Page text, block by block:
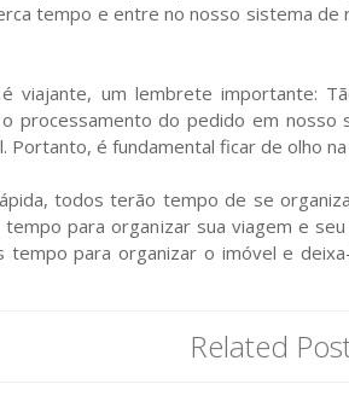
tempo e entre no nosso sistema
viajante, um lembrete importante:
processamento do pedido em
Portanto, é fundamental ficar de olho
todos terão tempo de se
para organizar sua viagem e
tempo para organizar o imóvel e
Related